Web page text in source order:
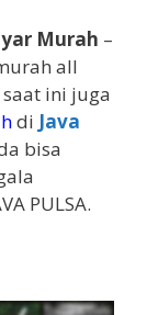
Murah –
all
ini juga
di Java
bisa
PULSA.